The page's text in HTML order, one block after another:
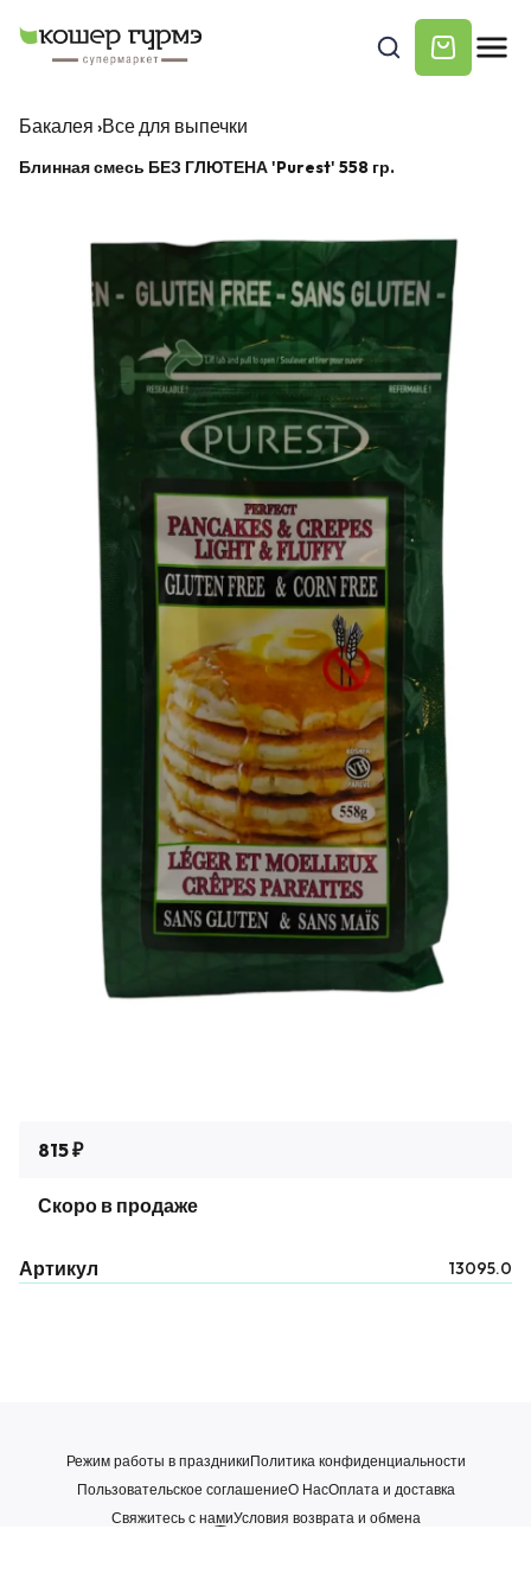
Бакалея ›Все для выпечки
Блинная смесь БЕЗ ГЛЮТЕНА 'Purest' 558 гр.
815 ₽
Скоро в продаже
Артикул 13095.0
Режим работы в праздникиПолитика конфиденциальности
Пользовательское соглашениеО НасОплата и доставка
Свяжитесь с намиУсловия возврата и обмена